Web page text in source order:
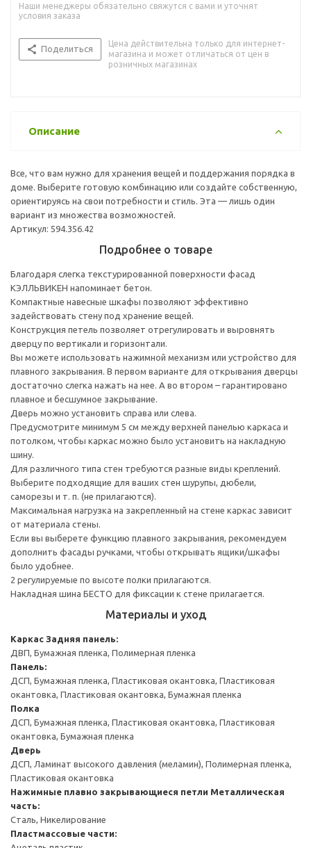
Наши менеджеры обязательно свяжутся с вами и уточнят
условия заказа
Поделиться
Цена действительна только для интернет-
магазина и может отличаться от цен в
розничных магазинах
Описание
Все, что вам нужно для хранения вещей и поддержания порядка в
доме. Выберите готовую комбинацию или создайте собственную,
ориентируясь на свои потребности и стиль. Эта — лишь один
вариант из множества возможностей.
Артикул: 594.356.42
Подробнее о товаре
Благодаря слегка текстурированной поверхности фасад
КЭЛЛЬВИКЕН напоминает бетон.
Компактные навесные шкафы позволяют эффективно
задействовать стену под хранение вещей.
Конструкция петель позволяет отрегулировать и выровнять
дверцу по вертикали и горизонтали.
Вы можете использовать нажимной механизм или устройство для
плавного закрывания. В первом варианте для открывания дверцы
достаточно слегка нажать на нее. А во втором – гарантировано
плавное и бесшумное закрывание.
Дверь можно установить справа или слева.
Предусмотрите минимум 5 см между верхней панелью каркаса и
потолком, чтобы каркас можно было установить на накладную
шину.
Для различного типа стен требуются разные виды креплений.
Выберите подходящие для ваших стен шурупы, дюбели,
саморезы и т. п. (не прилагаются).
Максимальная нагрузка на закрепленный на стене каркас зависит
от материала стены.
Если вы выберете функцию плавного закрывания, рекомендуем
дополнить фасады ручками, чтобы открывать ящики/шкафы
было удобнее.
2 регулируемые по высоте полки прилагаются.
Накладная шина БЕСТО для фиксации к стене прилагается.
Материалы и уход
Каркас Задняя панель:
ДВП, Бумажная пленка, Полимерная пленка
Панель:
ДСП, Бумажная пленка, Пластиковая окантовка, Пластиковая
окантовка, Пластиковая окантовка, Бумажная пленка
Полка
ДСП, Бумажная пленка, Пластиковая окантовка, Пластиковая
окантовка, Бумажная пленка
Дверь
ДСП, Ламинат высокого давления (меламин), Полимерная пленка,
Пластиковая окантовка
Нажимные плавно закрывающиеся петли Металлическая
часть:
Сталь, Никелирование
Пластмассовые части: